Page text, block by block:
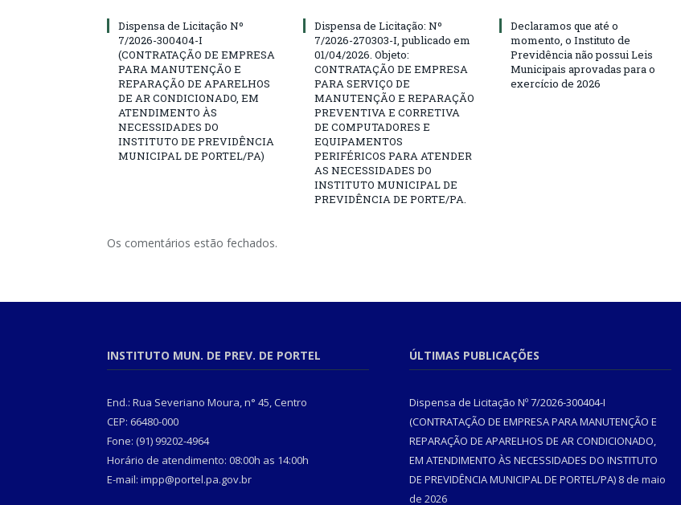
Dispensa de Licitação Nº
7/2026-300404-I
(CONTRATAÇÃO DE EMPRESA
PARA MANUTENÇÃO E
REPARAÇÃO DE APARELHOS
DE AR CONDICIONADO, EM
ATENDIMENTO ÀS
NECESSIDADES DO
INSTITUTO DE PREVIDÊNCIA
MUNICIPAL DE PORTEL/PA)
Dispensa de Licitação: Nº
7/2026-270303-I, publicado em
01/04/2026. Objeto:
CONTRATAÇÃO DE EMPRESA
PARA SERVIÇO DE
MANUTENÇÃO E REPARAÇÃO
PREVENTIVA E CORRETIVA
DE COMPUTADORES E
EQUIPAMENTOS
PERIFÉRICOS PARA ATENDER
AS NECESSIDADES DO
INSTITUTO MUNICIPAL DE
PREVIDÊNCIA DE PORTE/PA.
Declaramos que até o
momento, o Instituto de
Previdência não possui Leis
Municipais aprovadas para o
exercício de 2026
Os comentários estão fechados.
INSTITUTO MUN. DE PREV. DE PORTEL
End.: Rua Severiano Moura, n° 45, Centro
CEP: 66480-000
Fone: (91) 99202-4964
Horário de atendimento: 08:00h as 14:00h
E-mail: impp@portel.pa.gov.br
ÚLTIMAS PUBLICAÇÕES
Dispensa de Licitação Nº 7/2026-300404-I
(CONTRATAÇÃO DE EMPRESA PARA MANUTENÇÃO E
REPARAÇÃO DE APARELHOS DE AR CONDICIONADO,
EM ATENDIMENTO ÀS NECESSIDADES DO INSTITUTO
DE PREVIDÊNCIA MUNICIPAL DE PORTEL/PA) 8 de maio
de 2026